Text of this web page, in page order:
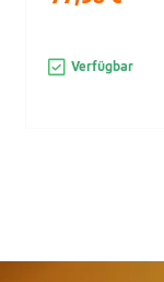
Verfügbar